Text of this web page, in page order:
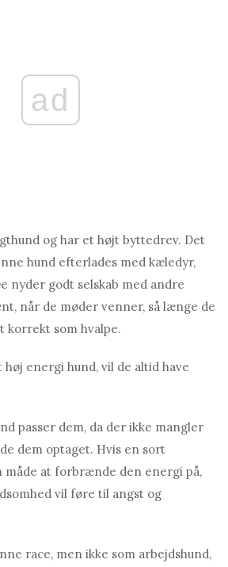
ad
og har et højt byttedrev. Det
hund efterlades med kæledyr,
nyder godt selskab med andre
når de møder venner, så længe de
korrekt som hvalpe.
energi hund, vil de altid have
passer dem, da der ikke mangler
dem optaget. Hvis en sort
måde at forbrænde den energi på,
vil føre til angst og
race, men ikke som arbejdshund,